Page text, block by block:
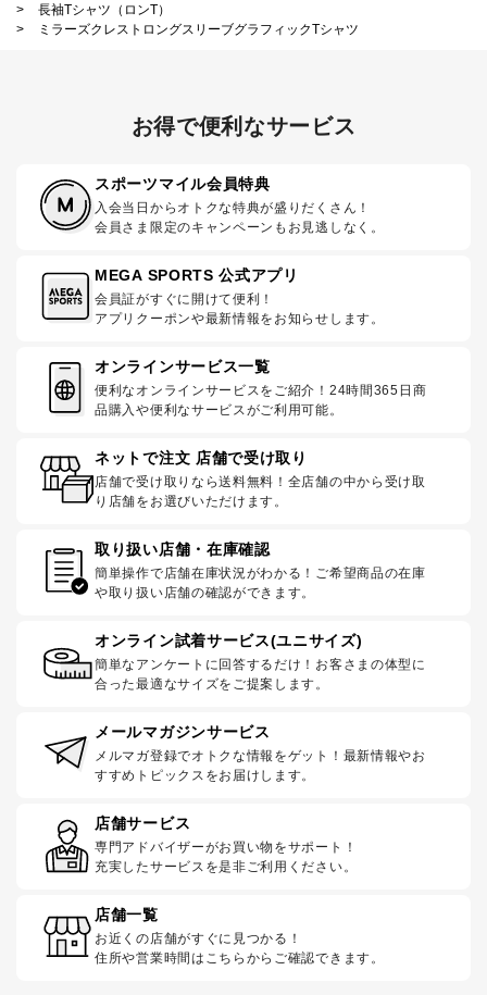
>
長袖Tシャツ（ロンT）
>
ミラーズクレストロングスリーブグラフィックTシャツ
お得で便利なサービス
スポーツマイル会員特典
入会当日からオトクな特典が盛りだくさん！
会員さま限定のキャンペーンもお見逃しなく。
MEGA SPORTS 公式アプリ
会員証がすぐに開けて便利！
アプリクーポンや最新情報をお知らせします。
オンラインサービス一覧
便利なオンラインサービスをご紹介！24時間365日商
品購入や便利なサービスがご利用可能。
ネットで注文 店舗で受け取り
店舗で受け取りなら送料無料！全店舗の中から受け取
り店舗をお選びいただけます。
取り扱い店舗・在庫確認
簡単操作で店舗在庫状況がわかる！ご希望商品の在庫
や取り扱い店舗の確認ができます。
オンライン試着サービス(ユニサイズ)
簡単なアンケートに回答するだけ！お客さまの体型に
合った最適なサイズをご提案します。
メールマガジンサービス
メルマガ登録でオトクな情報をゲット！最新情報やお
すすめトピックスをお届けします。
店舗サービス
専門アドバイザーがお買い物をサポート！
充実したサービスを是非ご利用ください。
店舗一覧
お近くの店舗がすぐに見つかる！
住所や営業時間はこちらからご確認できます。